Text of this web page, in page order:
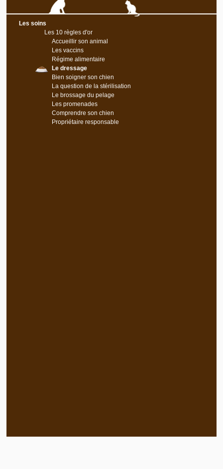
Les soins
Les 10 règles d'or
Accueillir son animal
Les vaccins
Régime alimentaire
Le dressage
Bien soigner son chien
La question de la stérilisation
Le brossage du pelage
Les promenades
Comprendre son chien
Propriétaire responsable